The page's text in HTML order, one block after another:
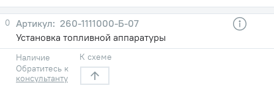
0
260-1111000-Б-07
Установка топливной аппаратуры
Наличие
Обратитесь к
консультанту
К схеме